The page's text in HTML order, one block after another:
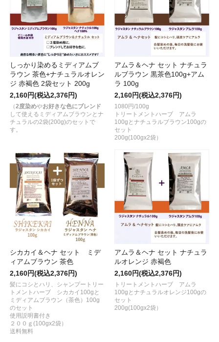
しっかり染めるミディアムブ
ラウン 茶色+ナチュラルオレン
ジ 赤褐色 2袋セット 200g
2,160円(税込2,376円)
（2度染めやお好きな色にブレンド
して使えるミディアムブラウンとナ
チュラルの2袋(200g)のセットで
す。
アムラ＆ヘナ セット ナチュラ
ルブラウン 黒茶色100g+アム
ラ 100g
2,160円(税込2,376円)
1080円/100g
トリートメントハーブ アムラ
100gとナチュラルブラウン100gの
セット
200g(100gx2袋）
シカカイ＆ヘナ セット ミデ
ィアムブラウン 茶色
2,160円(税込2,376円)
髪にコシとハリ、シャンプートリー
トメントハーブ シカカイ100gと
ミディアムブラウン（茶色）100g
のセット
使用説明書付き
２００ｇ(100gx2袋）
送料無料
アムラ＆ヘナ セット ナチュラ
ルオレンジ 赤褐色
2,160円(税込2,376円)
トリートメントハーブ アムラ
100gとナチュラルオレンジ100gの
セット
200g(100gx2袋）